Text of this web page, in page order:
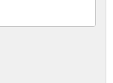
lo emocional y